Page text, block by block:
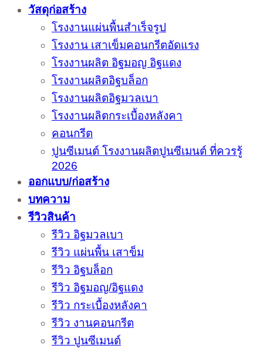
วัสดุก่อสร้าง
โรงงานแผ่นพื้นสำเร็จรูป
โรงงาน เสาเข็มคอนกรีตอัดแรง
โรงงานผลิต อิฐมอญ อิฐแดง
โรงงานผลิตอิฐบล็อก
โรงงานผลิตอิฐมวลเบา
โรงงานผลิตกระเบื้องหลังคา
คอนกรีต
ปูนซีเมนต์ โรงงานผลิตปูนซีเมนต์ ที่ควรรู้
2026
ออกแบบ/ก่อสร้าง
บทความ
รีวิวสินค้า
รีวิว อิฐมวลเบา
รีวิว แผ่นพื้น เสาข็ม
รีวิว อิฐบล็อก
รีวิว อิฐมอญ/อิฐแดง
รีวิว กระเบื้องหลังคา
รีวิว งานคอนกรีต
รีวิว ปูนซีเมนต์